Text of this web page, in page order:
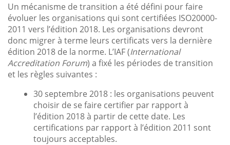
Un mécanisme de transition a été défini pour faire
évoluer les organisations qui sont certifiées ISO20000-
2011 vers l’édition 2018. Les organisations devront
donc migrer à terme leurs certificats vers la dernière
édition 2018 de la norme. L’IAF (International
Accreditation Forum) a fixé les périodes de transition
et les règles suivantes :
30 septembre 2018 : les organisations peuvent
choisir de se faire certifier par rapport à
l’édition 2018 à partir de cette date. Les
certifications par rapport à l’édition 2011 sont
toujours acceptables.